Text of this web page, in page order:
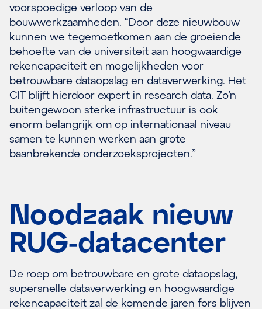
voorspoedige verloop van de
bouwwerkzaamheden. “Door deze nieuwbouw
kunnen we tegemoetkomen aan de groeiende
behoefte van de universiteit aan hoogwaardige
rekencapaciteit en mogelijkheden voor
betrouwbare dataopslag en dataverwerking. Het
CIT blijft hierdoor expert in research data. Zo’n
buitengewoon sterke infrastructuur is ook
enorm belangrijk om op internationaal niveau
samen te kunnen werken aan grote
baanbrekende onderzoeksprojecten.”
Noodzaak nieuw
RUG-datacenter
De roep om betrouwbare en grote dataopslag,
supersnelle dataverwerking en hoogwaardige
rekencapaciteit zal de komende jaren fors blijven